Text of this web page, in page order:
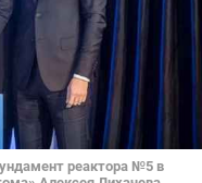
реактора №5 в